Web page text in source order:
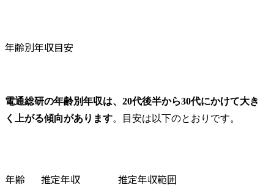
年齢別年収目安
電通総研の年齢別年収は、20代後半から30代にかけて大き
く上がる傾向があります。目安は以下のとおりです。
年齢 推定年収 推定年収範囲